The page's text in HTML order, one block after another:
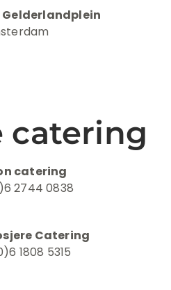
catering
catering
2744 0838
Catering
1808 5315